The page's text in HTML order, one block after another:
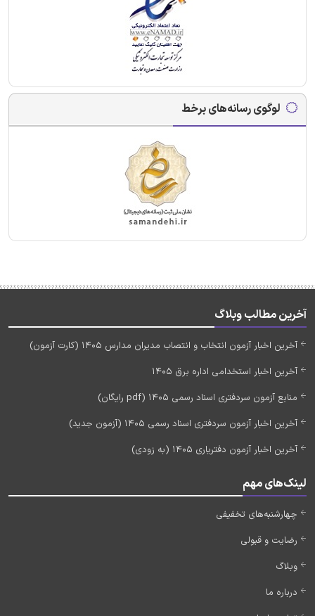
لوگوی رسانه‌های برخط
آخرین مطالب وبلاگ
آخرین اخبار آزمون انتخاب و انتصاب مدیران مدارس 1405 (کارت آزمون)
آخرین اخبار استخدامی اداره برق 1405
منابع آزمون سردفتری اسناد رسمی 1405 (pdf رایگان)
آخرین اخبار آزمون سردفتری اسناد رسمی 1405 (آزمون جدید)
آخرین اخبار آزمون دفتریاری 1405 (به زودی)
لینک‌های مهم
چهارشنبه‌های تخفیفی
رضایت و قبولی
وبلاگ
درباره ما